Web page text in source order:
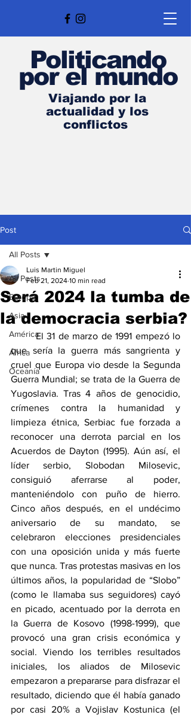
Politicando
por el mundo
Viajando por la
actualidad y los
conflictos
Post
All Posts
Europa
Asia
América
África
Oceanía
All Posts
Será 2024 la tumba de
la democracia serbia?
Luis Martin Miguel
Feb 21, 2024 10 min read
	El 31 de marzo de 1991 empezó lo
que sería la guerra más sangrienta y
cruel que Europa vio desde la Segunda
Guerra Mundial; se trata de la Guerra de
Yugoslavia. Tras 4 años de genocidio,
crímenes contra la humanidad y
limpieza étnica, Serbiac fue forzada a
reconocer una derrota parcial en los
Acuerdos de Dayton (1995). Aún así, el
líder serbio, Slobodan Milosevic,
consiguió aferrarse al poder,
manteniéndolo con puño de hierro.
Cinco años después, en el undécimo
aniversario de su mandato, se
celebraron elecciones presidenciales
con una oposición unida y más fuerte
que nunca. Tras protestas masivas en los
últimos años, la popularidad de “Slobo”
(como le llamaba sus seguidores) cayó
en picado, acentuado por la derrota en
la Guerra de Kosovo (1998-1999), que
provocó una gran crisis económica y
social. Viendo los terribles resultados
iniciales, los aliados de Milosevic
empezaron a prepararse para disfrazar el
resultado, diciendo que él había ganado
por casi 20% a Vojislav Kostunica (el